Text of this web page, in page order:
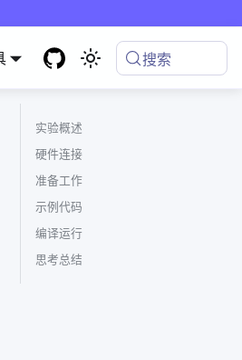
搜索
实验概述
硬件连接
准备工作
示例代码
编译运行
思考总结